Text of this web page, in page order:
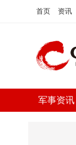
首页 资讯
军事资讯